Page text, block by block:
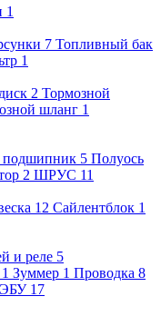
1
7 Топливный бак
1
2 Тормозной
шланг 1
подшипник 5 Полуось
2 ШРУС 11
12 Сайлентблок 1
и реле 5
1 Зуммер 1 Проводка 8
ЭБУ 17